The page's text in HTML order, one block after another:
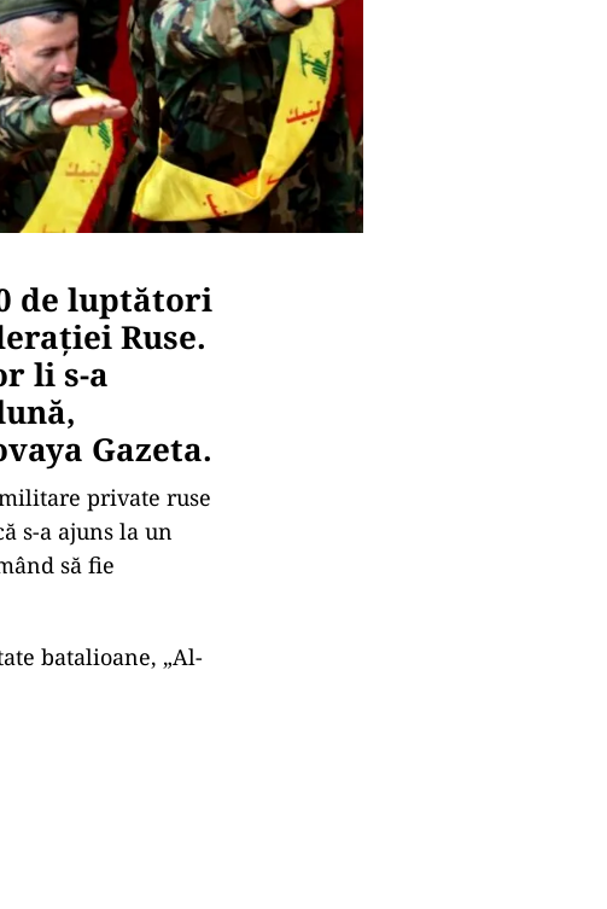
de luptători
Ruse.
li s-a
Gazeta.
private ruse
s-a ajuns la un
să fie
batalioane, „Al-